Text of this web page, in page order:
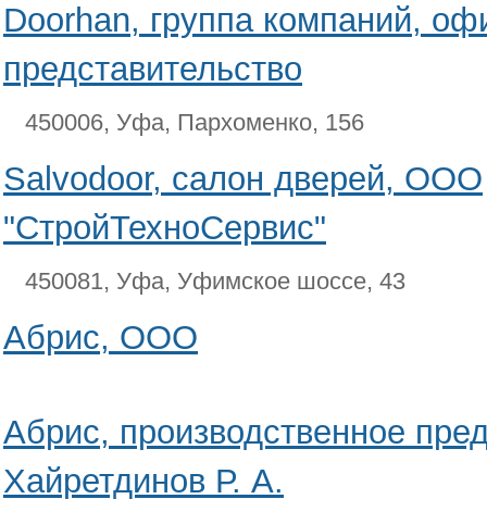
Doorhan, группа компаний,
представительство
450006, Уфа, Пархоменко, 156
Salvodoor, салон дверей, ООО
"СтройТехноСервис"
450081, Уфа, Уфимское шоссе, 43
Абрис, ООО
Абрис, производственное
Хайретдинов Р. А.